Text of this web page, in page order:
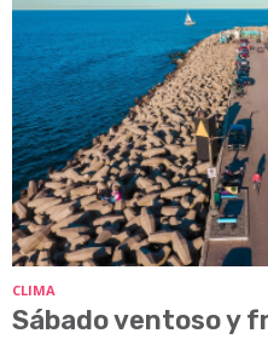
CLIMA
Sábado ventoso y